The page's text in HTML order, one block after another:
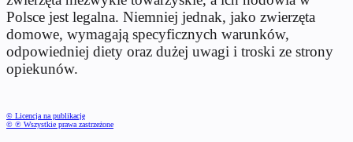
Polsce jest legalna. Niemniej jednak, jako zwierzęta
domowe, wymagają specyficznych warunków,
odpowiedniej diety oraz dużej uwagi i troski ze strony
opiekunów.
© Licencja na publikację
© ℗ Wszystkie prawa zastrzeżone